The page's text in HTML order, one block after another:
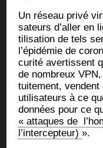
Un réseau pri­vé
sa­teurs d’al­ler en
ti­li­sa­tion de tels
l’épidémie de
cu­ri­té aver­tissent
de nom­breux
tui­te­ment,
uti­li­sa­teurs à ce
don­nées pour ce
« attaques de
l’intercepteur)».